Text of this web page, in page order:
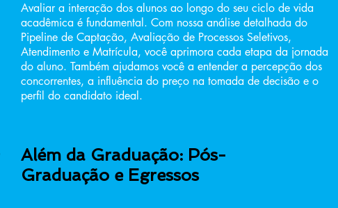
Avaliar a interação dos alunos ao longo do seu ciclo de vida
acadêmica é fundamental. Com nossa análise detalhada do
Pipeline de Captação, Avaliação de Processos Seletivos,
Atendimento e Matrícula, você aprimora cada etapa da jornada
do aluno. Também ajudamos você a entender a percepção dos
concorrentes, a influência do preço na tomada de decisão e o
perfil do candidato ideal.
Além da Graduação: Pós-
Graduação e Egressos